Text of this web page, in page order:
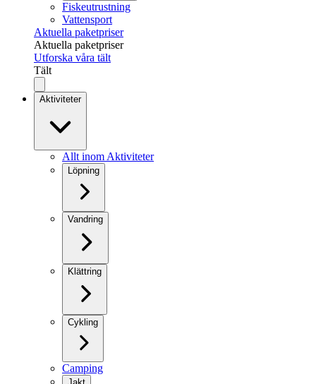
Fiskeutrustning
Vattensport
Aktuella paketpriser
Aktuella paketpriser
Utforska våra tält
Tält
Aktiviteter
Allt inom Aktiviteter
Löpning
Vandring
Klättring
Cykling
Camping